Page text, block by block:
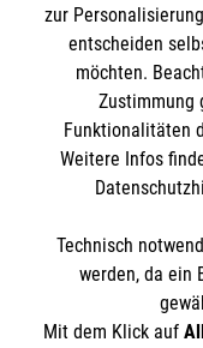
zur
entscheiden
möchten.
Zustimmung
Funktionalitäten
Weitere Infos
Technisch
werden, da ein
Mit dem Klick auf